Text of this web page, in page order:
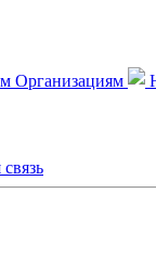
Организациям